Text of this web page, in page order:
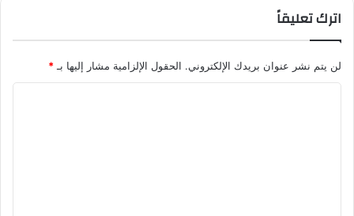
اترك تعليقاً
لن يتم نشر عنوان بريدك الإلكتروني. الحقول الإلزامية مشار إليها بـ*